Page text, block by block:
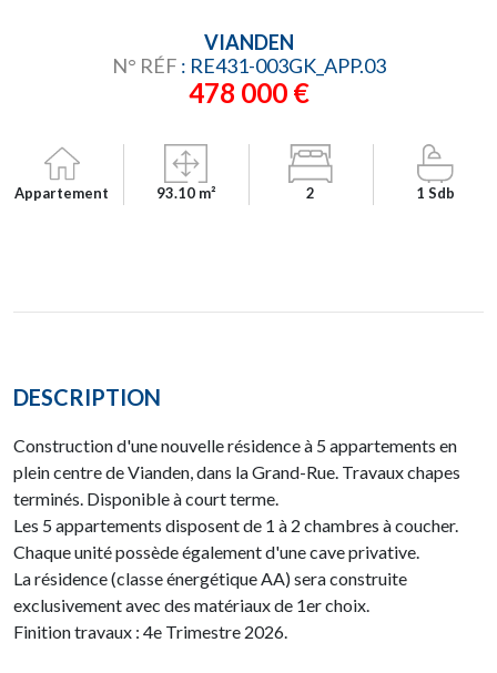
VIANDEN
N° RÉF : RE431-003GK_APP.03
478 000 €
Appartement 93.10 m² 2 1 Sdb
DESCRIPTION
Construction d'une nouvelle résidence à 5 appartements en
plein centre de Vianden, dans la Grand-Rue. Travaux chapes
terminés. Disponible à court terme.
Les 5 appartements disposent de 1 à 2 chambres à coucher.
Chaque unité possède également d'une cave privative.
La résidence (classe énergétique AA) sera construite
exclusivement avec des matériaux de 1er choix.
Finition travaux : 4e Trimestre 2026.